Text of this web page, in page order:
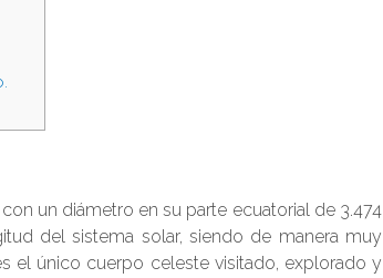
un diámetro en su parte ecuatorial de 3.474
del sistema solar, siendo de manera muy
el único cuerpo celeste visitado, explorado y